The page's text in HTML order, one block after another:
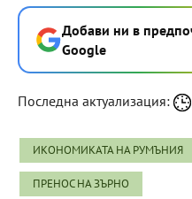
Добави ни в
Google
Последна актуализация:
ИКОНОМИКАТА НА РУМЪНИЯ
ПРЕНОС НА ЗЪРНО